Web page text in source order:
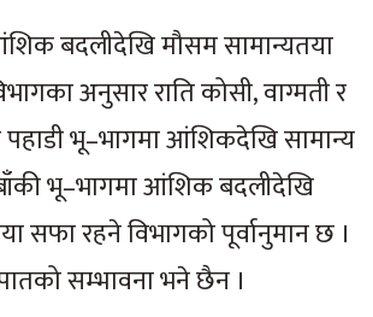
बदलीदेखि मौसम सामान्यतया
अनुसार राति कोसी, वाग्मती र
भू–भागमा आंशिकदेखि सामान्य
भू–भागमा आंशिक बदलीदेखि
सफा रहने विभागको पूर्वानुमान छ ।
सम्भावना भने छैन ।